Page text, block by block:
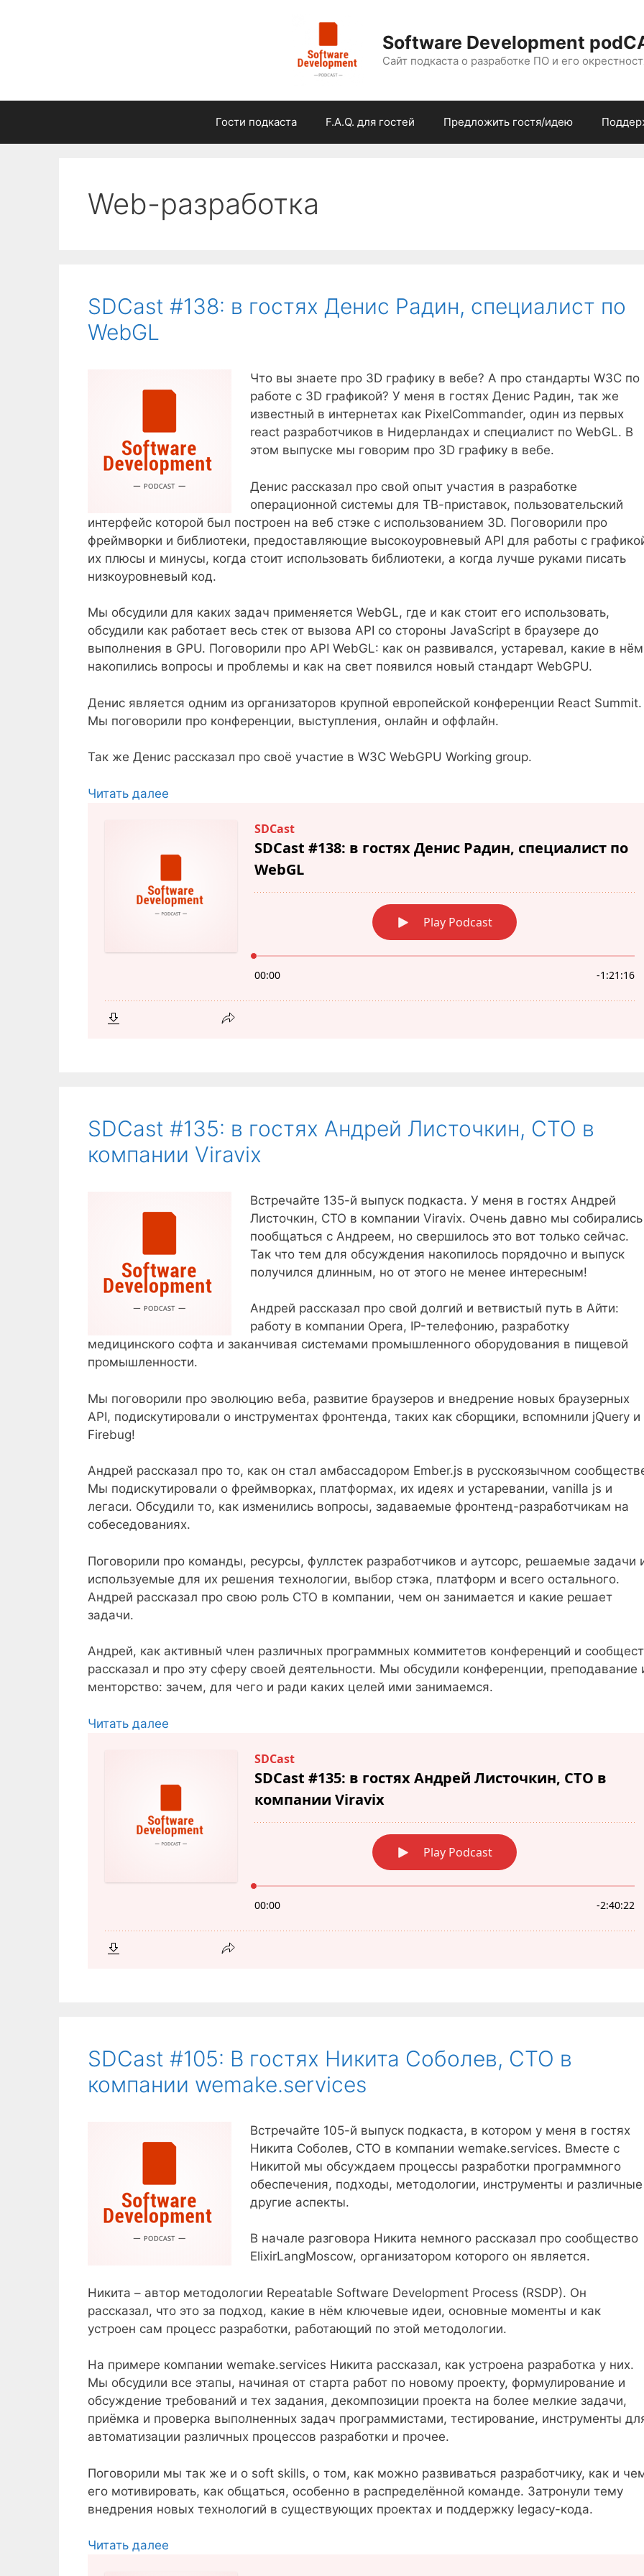
Software Development
Сайт подкаста о разработке ПО и его
Гости подкаста F.A.Q. для гостей Предложить гостя/идею
Web-разработка
SDCast #138: в гостях Денис Радин, специалист по
WebGL
Что вы знаете про 3D графику в вебе? А про стандарты W3C по
работе с 3D графикой? У меня в гостях Денис Радин, так же
известный в интернетах как PixelCommander, один из первых
react разработчиков в Нидерландах и специалист по WebGL. В
этом выпуске мы говорим про 3D графику в вебе.
Денис рассказал про свой опыт участия в разработке
операционной системы для ТВ-приставок, пользовательский
интерфейс которой был построен на веб стэке с использованием 3D. Поговорили про
фреймворки и библиотеки, предоставляющие высокоуровневый API для работы с
их плюсы и минусы, когда стоит использовать библиотеки, а когда лучше руками писать
низкоуровневый код.
Мы обсудили для каких задач применяется WebGL, где и как стоит его использовать,
обсудили как работает весь стек от вызова API со стороны JavaScript в браузере до
выполнения в GPU. Поговорили про API WebGL: как он развивался, устаревал, какие в нём
накопились вопросы и проблемы и как на свет появился новый стандарт WebGPU.
Денис является одним из организаторов крупной европейской конференции React Summit.
Мы поговорили про конференции, выступления, онлайн и оффлайн.
Так же Денис рассказал про своё участие в W3C WebGPU Working group.
Читать далее
SDCast #135: в гостях Андрей Листочкин, CTO в
компании Viravix
Встречайте 135-й выпуск подкаста. У меня в гостях Андрей
Листочкин, CTO в компании Viravix. Очень давно мы собирались
пообщаться с Андреем, но свершилось это вот только сейчас.
Так что тем для обсуждения накопилось порядочно и выпуск
получился длинным, но от этого не менее интересным!
Андрей рассказал про свой долгий и ветвистый путь в Айти:
работу в компании Opera, IP-телефонию, разработку
медицинского софта и заканчивая системами промышленного оборудования в пищевой
промышленности.
Мы поговорили про эволюцию веба, развитие браузеров и внедрение новых браузерных
API, подискутировали о инструментах фронтенда, таких как сборщики, вспомнили jQuery и
Firebug!
Андрей рассказал про то, как он стал амбассадором Ember.js в русскоязычном
Мы подискутировали о фреймворках, платформах, их идеях и устаревании, vanilla js и
легаси. Обсудили то, как изменились вопросы, задаваемые фронтенд-разработчикам на
собеседованиях.
Поговорили про команды, ресурсы, фуллстек разработчиков и аутсорс, решаемые задачи
используемые для их решения технологии, выбор стэка, платформ и всего остального.
Андрей рассказал про свою роль СТО в компании, чем он занимается и какие решает
задачи.
Андрей, как активный член различных программных коммитетов конференций и
рассказал и про эту сферу своей деятельности. Мы обсудили конференции, преподавание
менторство: зачем, для чего и ради каких целей ими занимаемся.
Читать далее
SDCast #105: В гостях Никита Соболев, CTO в
компании wemake.services
Встречайте 105-й выпуск подкаста, в котором у меня в гостях
Никита Соболев, CTO в компании wemake.services. Вместе с
Никитой мы обсуждаем процессы разработки программного
обеспечения, подходы, методологии, инструменты и различные
другие аспекты.
В начале разговора Никита немного рассказал про сообщество
ElixirLangMoscow, организатором которого он является.
Никита – автор методологии Repeatable Software Development Process (RSDP). Он
рассказал, что это за подход, какие в нём ключевые идеи, основные моменты и как
устроен сам процесс разработки, работающий по этой методологии.
На примере компании wemake.services Никита рассказал, как устроена разработка у них.
Мы обсудили все этапы, начиная от старта работ по новому проекту, формулирование и
обсуждение требований и тех задания, декомпозиции проекта на более мелкие задачи,
приёмка и проверка выполненных задач программистами, тестирование, инструменты
автоматизации различных процессов разработки и прочее.
Поговорили мы так же и о soft skills, о том, как можно развиваться разработчику, как и
его мотивировать, как общаться, особенно в распределённой команде. Затронули тему
внедрения новых технологий в существующих проектах и поддержку legacy-кода.
Читать далее